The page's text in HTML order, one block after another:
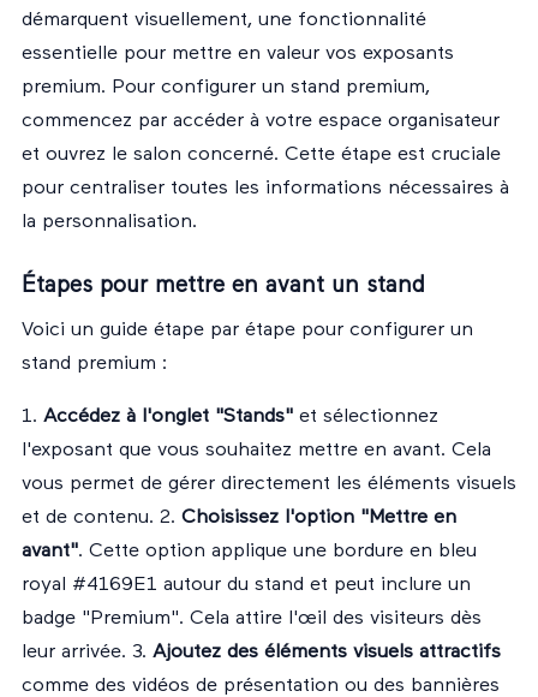
démarquent visuellement, une fonctionnalité
essentielle pour mettre en valeur vos exposants
premium. Pour configurer un stand premium,
commencez par accéder à votre espace organisateur
et ouvrez le salon concerné. Cette étape est cruciale
pour centraliser toutes les informations nécessaires à
la personnalisation.
Étapes pour mettre en avant un stand
Voici un guide étape par étape pour configurer un
stand premium :
1. Accédez à l'onglet "Stands" et sélectionnez
l'exposant que vous souhaitez mettre en avant. Cela
vous permet de gérer directement les éléments visuels
et de contenu. 2. Choisissez l'option "Mettre en
avant". Cette option applique une bordure en bleu
royal #4169E1 autour du stand et peut inclure un
badge "Premium". Cela attire l'œil des visiteurs dès
leur arrivée. 3. Ajoutez des éléments visuels attractifs
comme des vidéos de présentation ou des bannières